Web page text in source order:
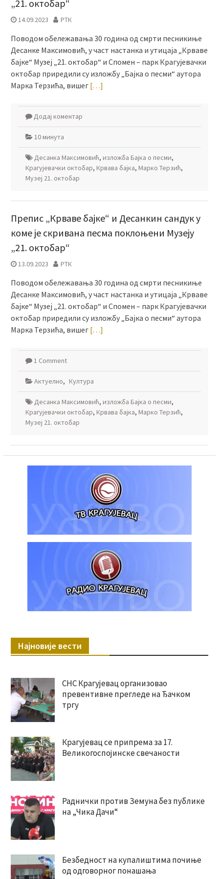
„21. октобар“
14.09.2023 РТК
Поводом обележавања 30 година од смрти песникиње
Десанке Максимовић, у част настанка и утицаја „Крваве
бајке“ Музеј „21. октобар“ и Спомен – парк Крагујевачки
октобар приредили су изложбу „Бајка о песми“ аутора
Марка Терзића, вишег […]
Додај коментар
10 минута
Десанка Максимовић, изложба Бајка о песми,
Крагујевачки октобар, Крвава бајка, Марко Терзић,
Музеј 21. октобар
Препис „Крваве бајке“ и Десанкин сандук у
коме је скривана песма поклоњени Музеју
„21. октобар“
13.09.2023 РТК
Поводом обележавања 30 година од смрти песникиње
Десанке Максимовић, у част настанка и утицаја „Крваве
бајке“ Музеј „21. октобар“ и Спомен – парк Крагујевачки
октобар приредили су изложбу „Бајка о песми“ аутора
Марка Терзића, вишег […]
1 Comment
Актуелно, Култура
Десанка Максимовић, изложба Бајка о песми,
Крагујевачки октобар, Крвава бајка, Марко Терзић,
Музеј 21. октобар
Најновије вести
СНС Крагујевац организовао
превентивне прегледе на Ђачком
тргу
Крагујевац се припрема за 17.
Великогоспојинске свечаности
Раднички против Земуна без публике
на „Чика Дачи“
Безбедност на купалиштима почиње
од одговорног понашања